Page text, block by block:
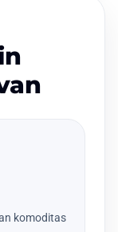
komoditas